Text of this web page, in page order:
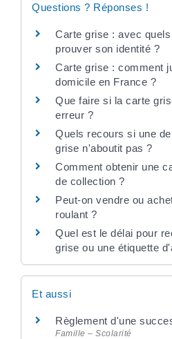
Questions ? Réponses !
Carte grise : avec
prouver son identité ?
Carte grise : comment
domicile en France ?
Que faire si la carte
erreur ?
Quels recours si une
grise n'aboutit pas ?
Comment obtenir une
de collection ?
Peut-on vendre ou
roulant ?
Quel est le délai pour
grise ou une étiquette
Et aussi
Règlement d'une
Famille – Scolarité